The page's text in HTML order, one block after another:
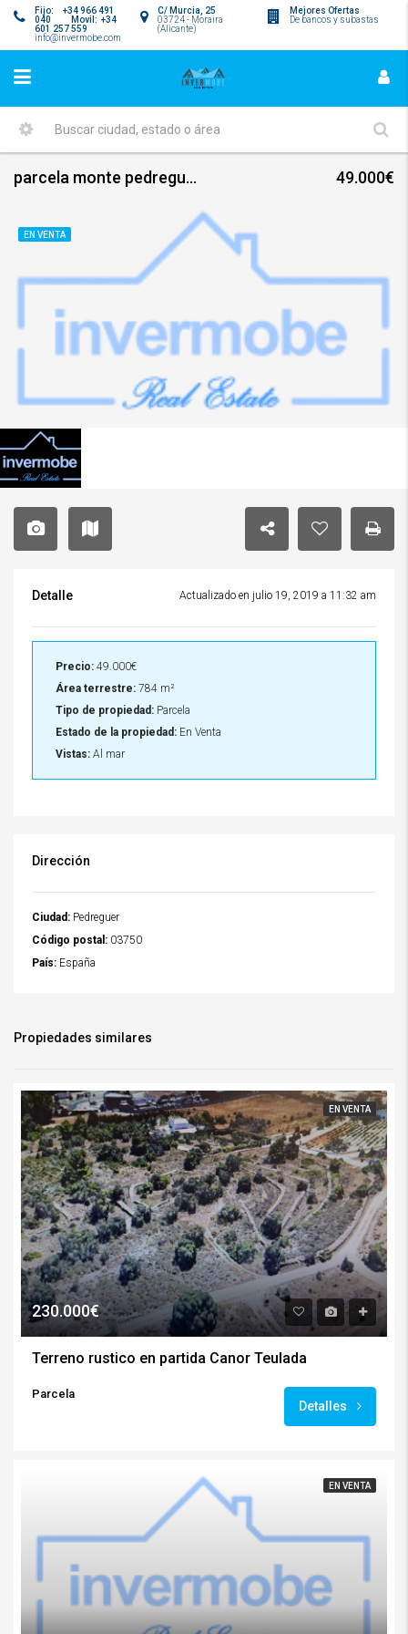
Mejores Ofertas
De bancos y subastas
C/ Murcia, 25
03724 - Moraira
(Alicante)
Fijo: +34 966 491
040 Movil: +34
601 257 559
info@invermobe.com
parcela monte pedreguer htp2 49.000€
EN VENTA
Detalle Actualizado en julio 19, 2019 a 11:32 am
Precio: 49.000€
Área terrestre: 784 m²
Tipo de propiedad: Parcela
Estado de la propiedad: En Venta
Vistas: Al mar
Dirección
Ciudad: Pedreguer
Código postal: 03750
País: España
Propiedades similares
EN VENTA
230.000€
Terreno rustico en partida Canor Teulada
Parcela
Detalles
EN VENTA